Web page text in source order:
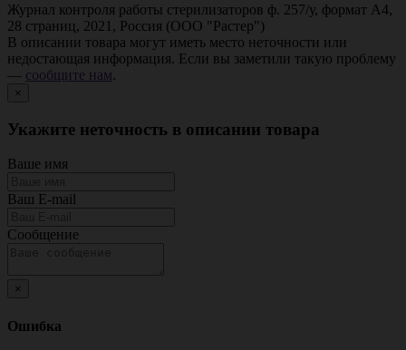
Журнал контроля работы стерилизаторов ф. 257/у, формат А4,
28 страниц, 2021, Россия (ООО "Растер")
В описании товара могут иметь место неточности или
недостающая информация. Если вы заметили такую проблему
— сообщите нам.
×
Укажите неточность в описании товара
Ваше имя
Ваш E-mail
Сообщение
×
Ошибка